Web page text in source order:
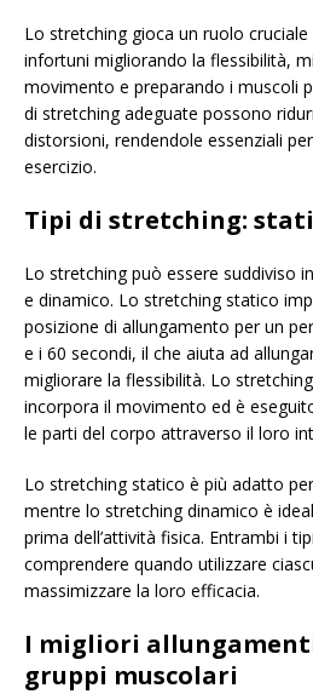
Lo stretching gioca un ruolo
infortuni migliorando la flessibilità,
movimento e preparando i muscoli
di stretching adeguate possono
distorsioni, rendendole essenziali
esercizio.
Tipi di stretching:
Lo stretching può essere suddiviso
e dinamico. Lo stretching statico
posizione di allungamento per un
e i 60 secondi, il che aiuta ad
migliorare la flessibilità. Lo
incorpora il movimento ed è
le parti del corpo attraverso il loro
Lo stretching statico è più adatto
mentre lo stretching dinamico è
prima dell’attività fisica. Entrambi i
comprendere quando utilizzare
massimizzare la loro efficacia.
I migliori
gruppi muscolari